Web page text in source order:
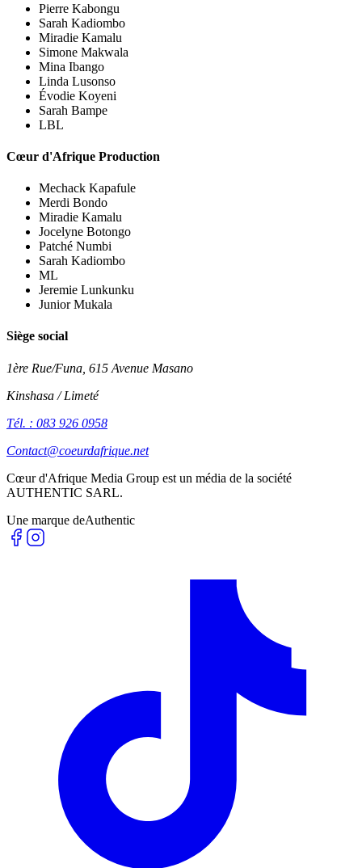
Pierre Kabongu
Sarah Kadiombo
Miradie Kamalu
Simone Makwala
Mina Ibango
Linda Lusonso
Évodie Koyeni
Sarah Bampe
LBL
Cœur d'Afrique Production
Mechack Kapafule
Merdi Bondo
Miradie Kamalu
Jocelyne Botongo
Patché Numbi
Sarah Kadiombo
ML
Jeremie Lunkunku
Junior Mukala
Siège social
1ère Rue/Funa, 615 Avenue Masano
Kinshasa / Limeté
Tél. : 083 926 0958
Contact@coeurdafrique.net
Cœur d'Afrique Media Group est un média de la société
AUTHENTIC SARL.
Une marque deAuthentic